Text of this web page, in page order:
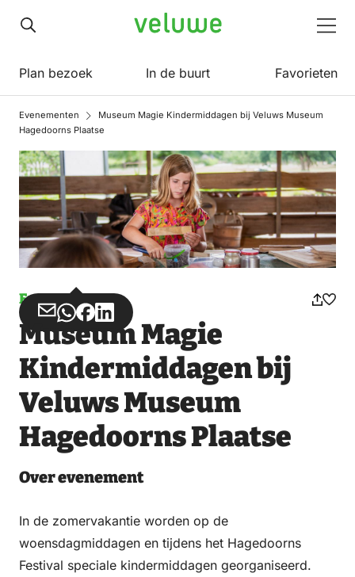
Veluwe
Plan bezoek In de buurt Favorieten
Evenementen
Museum Magie Kindermiddagen bij Veluws Museum
Hagedoorns Plaatse
Evenement
Deel
via
Email
Deel
via
WhatsApp
Deel
op
Facebook
Deel
op
LinkedIn
Museum Magie
Kindermiddagen bij
Veluws Museum
Hagedoorns Plaatse
Over evenement
In de zomervakantie worden op de
woensdagmiddagen en tijdens het Hagedoorns
Festival speciale kindermiddagen georganiseerd.